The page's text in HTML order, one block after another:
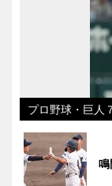
プロ野球・巨人